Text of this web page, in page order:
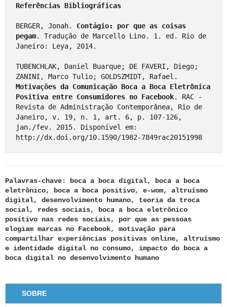
Referências Bibliográficas
BERGER, Jonah. Contágio: por que as coisas
pegam. Tradução de Marcello Lino. 1. ed. Rio de
Janeiro: Leya, 2014.
TUBENCHLAK, Daniel Buarque; DE FAVERI, Diego;
Motivações da Comunicação Boca a Boca Eletrônica
Positiva entre Consumidores no Facebook. RAC -
Revista de Administração Contemporânea, Rio de
Janeiro, v. 19, n. 1, art. 6, p. 107-126,
jan./fev. 2015. Disponível em:
http://dx.doi.org/10.1590/1982-7849rac20151998
Palavras-chave: boca a boca digital, boca a boca
eletrônico, boca a boca positivo, e-wom, altruísmo
digital, desenvolvimento humano, teoria da troca
social, redes sociais, boca a boca eletrônico
positivo nas redes sociais, por que as pessoas
elogiam marcas no Facebook, motivação para
compartilhar experiências positivas online, altruísmo
e identidade digital no consumo, impacto do boca a
boca digital no desenvolvimento humano
SOBRE